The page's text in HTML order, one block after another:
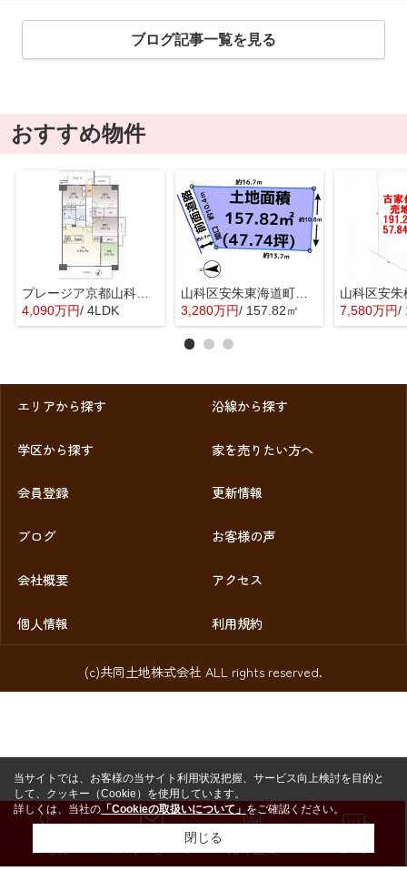
ブログ記事一覧を見る
おすすめ物件
プレージア京都山科東野
4,090万円/ 4LDK
山科区安朱東海道町 売地
3,280万円/ 157.82㎡ 7,580万円/
エリアから探す 沿線から探す
学区から探す 家を売りたい方へ
会員登録 更新情報
ブログ お客様の声
会社概要 アクセス
個人情報 利用規約
(c)共同土地株式会社 ALL rights reserved.
お問い合わせ
当サイトでは、お客様の当サイト利用状況把握、サービス向上検討を目的と
して、クッキー（Cookie）を使用しています。
詳しくは、当社の 「Cookieの取扱いについて」をご確認ください。
閉じる